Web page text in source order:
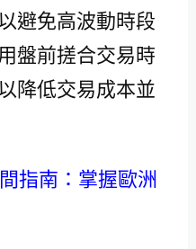
避免高波動時段
盤前搓合交易時
降低交易成本並
指南：掌握歐洲